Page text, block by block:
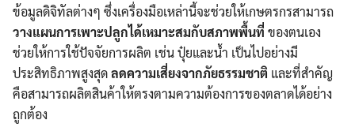
ข้อมูลดิจิทัลต่างๆ ซึ่งเครื่องมือเหล่านี้จะช่วยให้เกษตรกรสามารถ
วางแผนการเพาะปลูกได้เหมาะสมกับสภาพพื้นที่ ของตนเอง
ช่วยให้การใช้ปัจจัยการผลิต เช่น ปุ๋ยและน้ำ เป็นไปอย่างมี
ประสิทธิภาพสูงสุดลดความเสี่ยงจากภัยธรรมชาติ และที่สำคัญ
คือสามารถผลิตสินค้าให้ตรงตามความต้องการของตลาดได้อย่าง
ถูกต้อง